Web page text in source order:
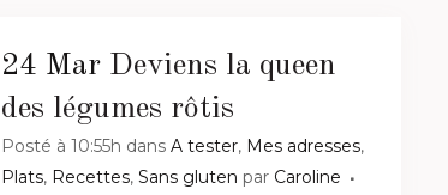
24 Mar Deviens la queen
des légumes rôtis
Posté à 10:55h dans A tester, Mes adresses,
Plats, Recettes, Sans gluten par Caroline